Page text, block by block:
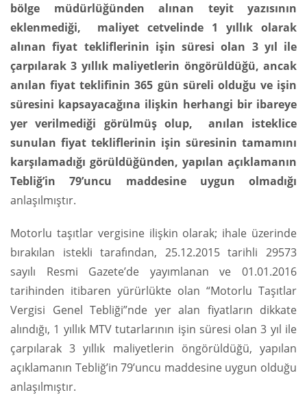
bölge müdürlüğünden alınan teyit yazısının
eklenmediği, maliyet cetvelinde 1 yıllık olarak
alınan fiyat tekliflerinin işin süresi olan 3 yıl ile
çarpılarak 3 yıllık maliyetlerin öngörüldüğü, ancak
anılan fiyat teklifinin 365 gün süreli olduğu ve işin
süresini kapsayacağına ilişkin herhangi bir ibareye
yer verilmediği görülmüş olup, anılan isteklice
sunulan fiyat tekliflerinin işin süresinin tamamını
karşılamadığı görüldüğünden, yapılan açıklamanın
Tebliğ’in 79’uncu maddesine uygun olmadığı
anlaşılmıştır.
Motorlu taşıtlar vergisine ilişkin olarak; ihale üzerinde
bırakılan istekli tarafından, 25.12.2015 tarihli 29573
sayılı Resmi Gazete’de yayımlanan ve 01.01.2016
tarihinden itibaren yürürlükte olan “Motorlu Taşıtlar
Vergisi Genel Tebliği”nde yer alan fiyatların dikkate
alındığı, 1 yıllık MTV tutarlarının işin süresi olan 3 yıl ile
çarpılarak 3 yıllık maliyetlerin öngörüldüğü, yapılan
açıklamanın Tebliğ’in 79’uncu maddesine uygun olduğu
anlaşılmıştır.